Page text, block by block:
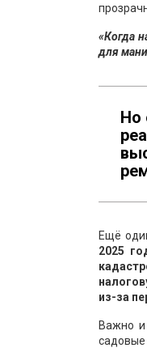
«Когда
для
Но
Ещё
2025
из-за
Важно и